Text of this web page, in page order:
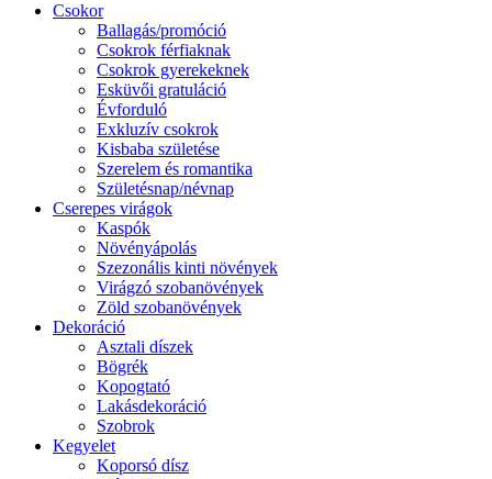
Csokor
Ballagás/promóció
Csokrok férfiaknak
Csokrok gyerekeknek
Esküvői gratuláció
Évforduló
Exkluzív csokrok
Kisbaba születése
Szerelem és romantika
Születésnap/névnap
Cserepes virágok
Kaspók
Növényápolás
Szezonális kinti növények
Virágzó szobanövények
Zöld szobanövények
Dekoráció
Asztali díszek
Bögrék
Kopogtató
Lakásdekoráció
Szobrok
Kegyelet
Koporsó dísz